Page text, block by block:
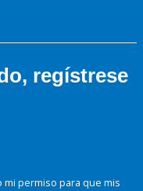
regístrese
mi permiso para que mis